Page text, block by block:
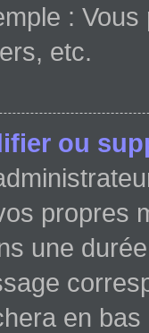
: Vous
etc.
ou
propres
une
en